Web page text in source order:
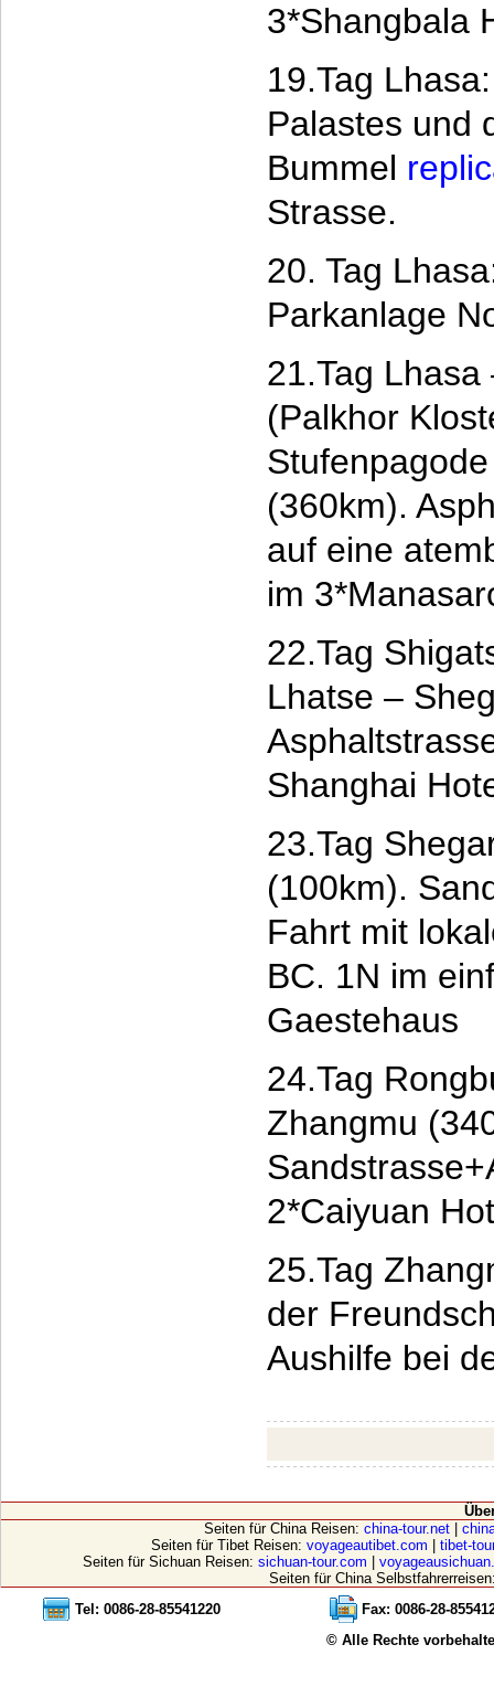
3*Shangbala
19.Tag
Palastes und
Bummel
Strasse.
20. Tag
Parkanlage
21.Tag
(Palkhor
(360km).
auf eine
im
22.Tag
Lhatse –
Shanghai
23.Tag
(100km).
Fahrt mit
BC. 1N im
Gaestehaus
24.Tag
Zhangmu
2*Caiyuan
25.Tag
der
Aushilfe bei
Seiten für China Reisen: china-tour.net|
Seiten für Tibet Reisen: voyageautibet.com
tibet-
Seiten für Sichuan Reisen: sichuan-tour.com
Seiten für China
Tel: 0086-28-85541220
Fax: 0086-28-
© Alle Rechte